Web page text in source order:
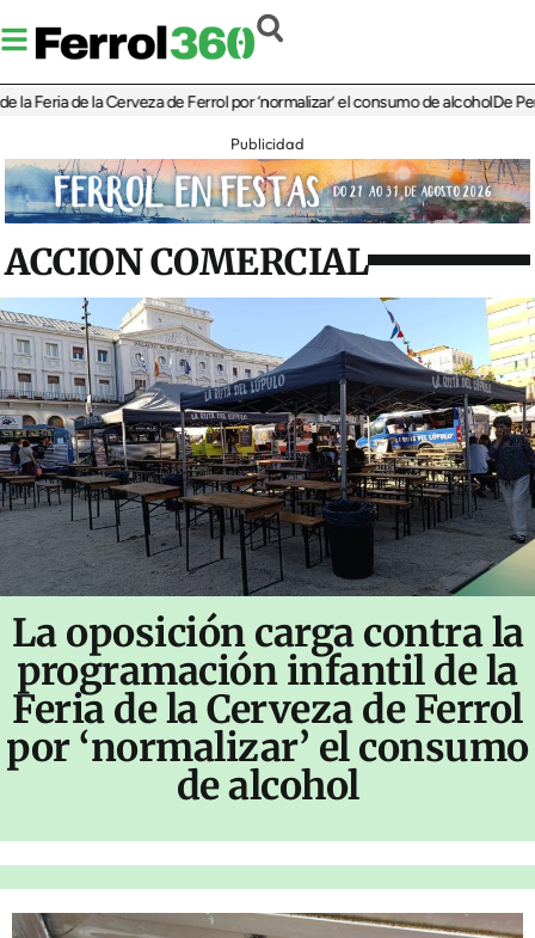
de la Cerveza de Ferrol por ‘normalizar’ el consumo de alcoholDe Perlío a
Publicidad
ACCION COMERCIAL
La oposición carga contra la
programación infantil de la
Feria de la Cerveza de Ferrol
por ‘normalizar’ el consumo
de alcohol